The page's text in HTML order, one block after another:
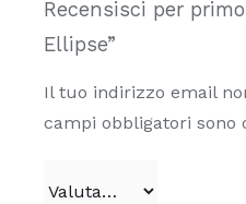
Recensisci per
Ellipse”
Il tuo indirizzo email
campi obbligatori sono